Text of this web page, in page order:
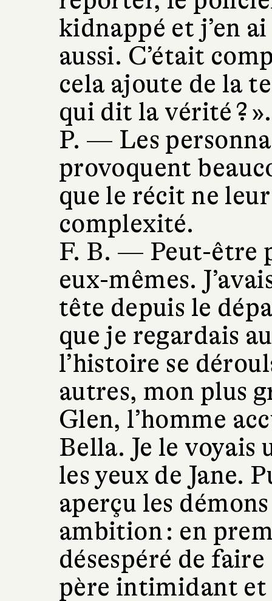
kidnappé et j’en
aussi. C’était
cela ajoute de la
qui dit la vérité ? ».
P. — Les
provoquent
que le récit ne
complexité.
F. B. — Peut-être
eux-mêmes.
tête depuis le
que je regardais
l’histoire se
autres, mon plus
Glen, l’homme
Bella. Je le voyais
les yeux de Jane.
aperçu les
ambition : en
désespéré de faire
père intimidant et